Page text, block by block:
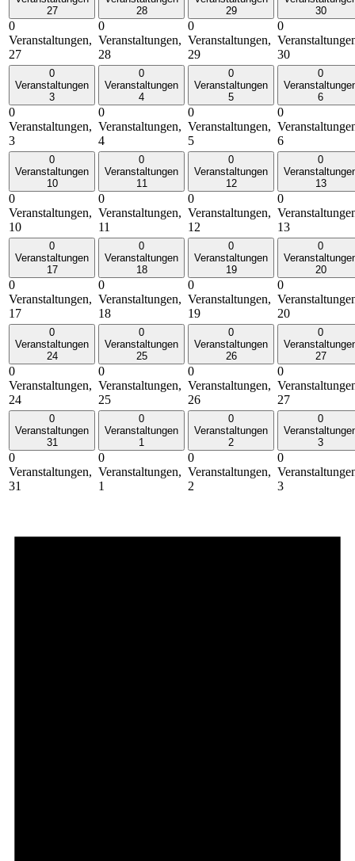
27
0
Veranstaltungen,
27
28
0
Veranstaltungen,
28
29
0
Veranstaltungen,
29
30
0
30
0
Veranstaltungen
3
0
Veranstaltungen,
3
0
Veranstaltungen
4
0
Veranstaltungen,
4
0
Veranstaltungen
5
0
Veranstaltungen,
5
0
6
0
6
0
Veranstaltungen
10
0
Veranstaltungen,
10
0
Veranstaltungen
11
0
Veranstaltungen,
11
0
Veranstaltungen
12
0
Veranstaltungen,
12
0
13
0
13
0
Veranstaltungen
17
0
Veranstaltungen,
17
0
Veranstaltungen
18
0
Veranstaltungen,
18
0
Veranstaltungen
19
0
Veranstaltungen,
19
0
20
0
20
0
Veranstaltungen
24
0
Veranstaltungen,
24
0
Veranstaltungen
25
0
Veranstaltungen,
25
0
Veranstaltungen
26
0
Veranstaltungen,
26
0
27
0
27
0
Veranstaltungen
31
0
Veranstaltungen,
31
0
Veranstaltungen
1
0
Veranstaltungen,
1
0
Veranstaltungen
2
0
Veranstaltungen,
2
0
3
0
3